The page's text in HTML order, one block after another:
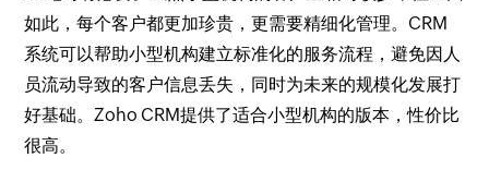
如此，每个客户都更加珍贵，更需要精细化管理。CRM
系统可以帮助小型机构建立标准化的服务流程，避免因人
员流动导致的客户信息丢失，同时为未来的规模化发展打
好基础。Zoho CRM提供了适合小型机构的版本，性价比
很高。